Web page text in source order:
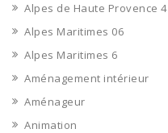
Alpes de Haute Provence 4
Alpes Maritimes 06
Alpes Maritimes 6
Aménagement intérieur
Aménageur
Animation